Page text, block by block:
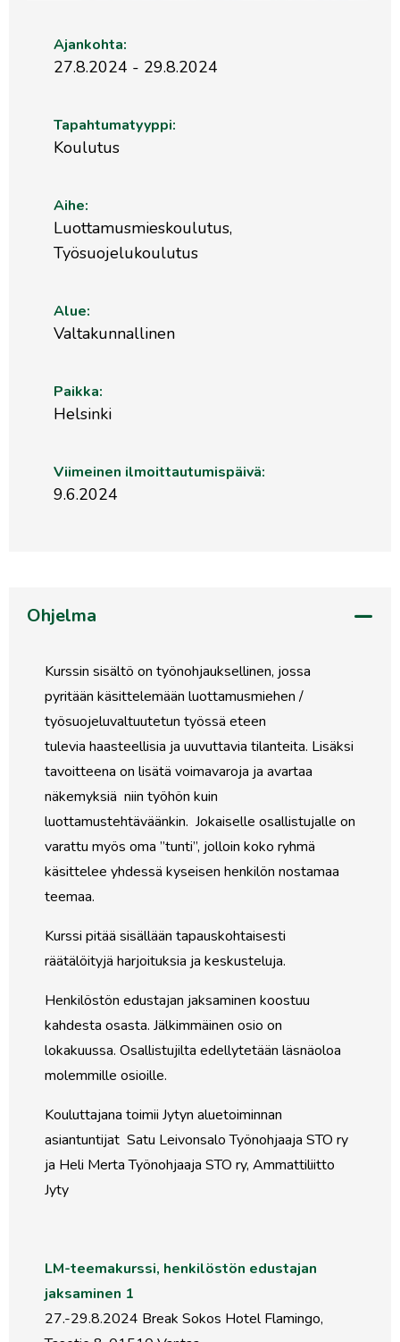
Ajankohta:
27.8.2024 - 29.8.2024
Tapahtumatyyppi:
Koulutus
Aihe:
Luottamusmieskoulutus,
Työsuojelukoulutus
Alue:
Valtakunnallinen
Paikka:
Helsinki
Viimeinen ilmoittautumispäivä:
9.6.2024
Ohjelma
Kurssin sisältö on työnohjauksellinen, jossa
pyritään käsittelemään luottamusmiehen /
työsuojeluvaltuutetun työssä eteen
tulevia haasteellisia ja uuvuttavia tilanteita. Lisäksi
tavoitteena on lisätä voimavaroja ja avartaa
näkemyksiä niin työhön kuin
luottamustehtäväänkin. Jokaiselle osallistujalle on
varattu myös oma ”tunti”, jolloin koko ryhmä
käsittelee yhdessä kyseisen henkilön nostamaa
teemaa.
Kurssi pitää sisällään tapauskohtaisesti
räätälöityjä harjoituksia ja keskusteluja.
Henkilöstön edustajan jaksaminen koostuu
kahdesta osasta. Jälkimmäinen osio on
lokakuussa. Osallistujilta edellytetään läsnäoloa
molemmille osioille.
Kouluttajana toimii Jytyn aluetoiminnan
asiantuntijat Satu Leivonsalo Työnohjaaja STO ry
ja Heli Merta Työnohjaaja STO ry, Ammattiliitto
Jyty
LM-teemakurssi, henkilöstön edustajan
jaksaminen 1
27.-29.8.2024 Break Sokos Hotel Flamingo,